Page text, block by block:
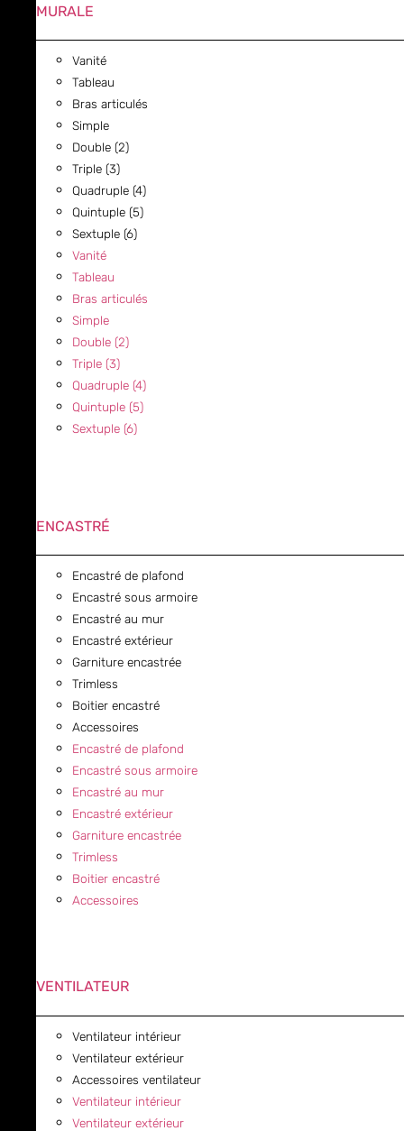
MURALE
Vanité
Tableau
Bras articulés
Simple
Double (2)
Triple (3)
Quadruple (4)
Quintuple (5)
Sextuple (6)
Vanité
Tableau
Bras articulés
Simple
Double (2)
Triple (3)
Quadruple (4)
Quintuple (5)
Sextuple (6)
ENCASTRÉ
Encastré de plafond
Encastré sous armoire
Encastré au mur
Encastré extérieur
Garniture encastrée
Trimless
Boitier encastré
Accessoires
Encastré de plafond
Encastré sous armoire
Encastré au mur
Encastré extérieur
Garniture encastrée
Trimless
Boitier encastré
Accessoires
VENTILATEUR
Ventilateur intérieur
Ventilateur extérieur
Accessoires ventilateur
Ventilateur intérieur
Ventilateur extérieur